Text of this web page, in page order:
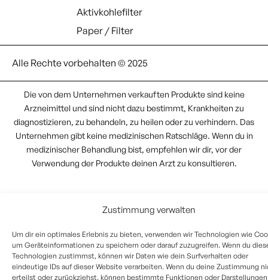
Zustimmung verwalten
Um dir ein optimales Erlebnis zu bieten, verwenden wir Technologien wie
um Geräteinformationen zu speichern oder darauf zuzugreifen. Wenn du
Technologien zustimmst, können wir Daten wie dein Surfverhalten oder
eindeutige IDs auf dieser Website verarbeiten. Wenn du deine Zustimmung
erteilst oder zurückziehst, können bestimmte Funktionen oder Darstellungen
Aktivkohlefilter
Paper / Filter
Alle Rechte vorbehalten © 2025
Die von dem Unternehmen verkauften Produkte sind keine
Arzneimittel und sind nicht dazu bestimmt, Krankheiten zu
diagnostizieren, zu behandeln, zu heilen oder zu verhindern. Das
Unternehmen gibt keine medizinischen Ratschläge. Wenn du in
medizinischer Behandlung bist, empfehlen wir dir, vor der
Verwendung der Produkte deinen Arzt zu konsultieren.